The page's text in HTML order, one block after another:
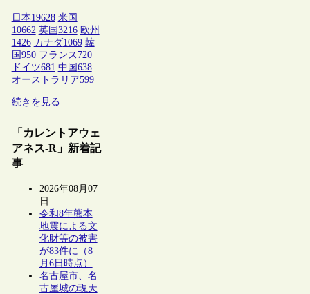
日本19628 米国
10662 英国 3216 欧州
1426 カナダ1069 韓
国 950 フランス 720
ドイツ681 中国 638
オーストラリア599
続きを見る
「カレントアウェ
アネス-R」新着記
事
2026年08月07
日
令和8年熊本
地震による文
化財等の被害
が83件に（8
月6日時点）
名古屋市、名
古屋城の現天